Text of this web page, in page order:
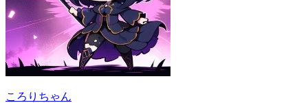
ころりちゃん